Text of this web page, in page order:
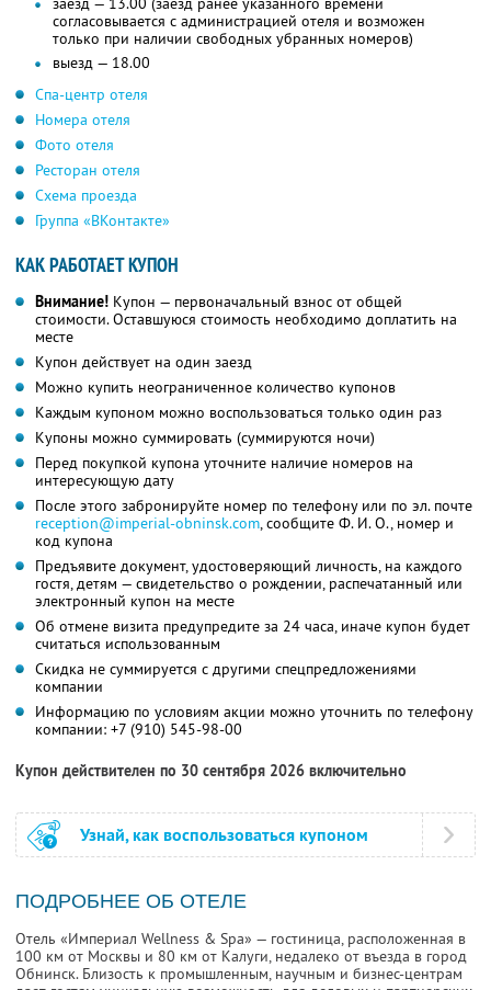
согласовывается с администрацией отеля и возможен
только при наличии свободных убранных номеров)
выезд — 18.00
Спа-центр отеля
Номера отеля
Фото отеля
Ресторан отеля
Схема проезда
Группа «ВКонтакте»
КАК РАБОТАЕТ КУПОН
Внимание! Купон — первоначальный взнос от общей
стоимости. Оставшуюся стоимость необходимо доплатить на
месте
Купон действует на один заезд
Можно купить неограниченное количество купонов
Каждым купоном можно воспользоваться только один раз
Купоны можно суммировать (суммируются ночи)
Перед покупкой купона уточните наличие номеров на
интересующую дату
После этого забронируйте номер по телефону или по эл. почте
reception@imperial-obninsk.com,сообщите Ф. И. О.,номер и
код купона
Предъявите документ, удостоверяющий личность, на каждого
гостя, детям — свидетельство о рождении, распечатанный или
электронный купон на месте
Об отмене визита предупредите за 24 часа, иначе купон будет
считаться использованным
Скидка не суммируется с другими спецпредложениями
компании
Информацию по условиям акции можно уточнить по телефону
компании: +7 (910) 545-98-00
Купон действителен по 30 сентября 2026 включительно
Узнай, как воспользоваться купоном
ПОДРОБНЕЕ ОБ ОТЕЛЕ
Отель «Империал Wellness & Spa» — гостиница, расположенная в
100 км от Москвы и 80 км от Калуги, недалеко от въезда в город
Обнинск. Близость к промышленным, научным и бизнес-центрам